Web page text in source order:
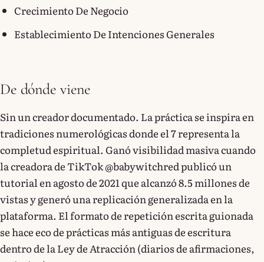
Crecimiento De Negocio
Establecimiento De Intenciones Generales
De dónde viene
Sin un creador documentado. La práctica se inspira en
tradiciones numerológicas donde el 7 representa la
completud espiritual. Ganó visibilidad masiva cuando
la creadora de TikTok @babywitchred publicó un
tutorial en agosto de 2021 que alcanzó 8.5 millones de
vistas y generó una replicación generalizada en la
plataforma. El formato de repetición escrita guionada
se hace eco de prácticas más antiguas de escritura
dentro de la Ley de Atracción (diarios de afirmaciones,